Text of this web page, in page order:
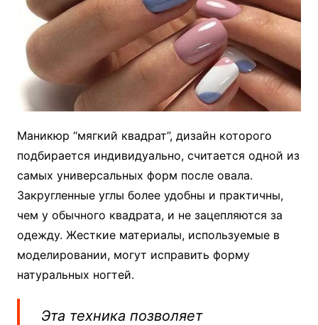
Маникюр “мягкий квадрат”, дизайн которого
подбирается индивидуально, считается одной из
самых универсальных форм после овала.
Закругленные углы более удобны и практичны,
чем у обычного квадрата, и не зацепляются за
одежду. Жесткие материалы, используемые в
моделировании, могут исправить форму
натуральных ногтей.
Эта техника позволяет